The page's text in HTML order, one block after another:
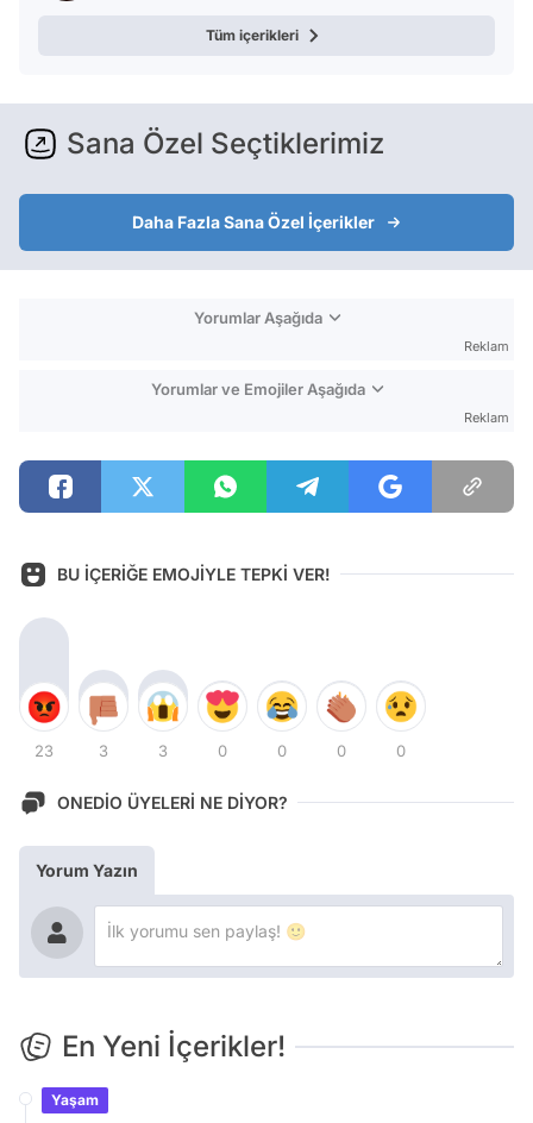
Tüm içerikleri
Sana Özel Seçtiklerimiz
Daha Fazla Sana Özel İçerikler
Yorumlar Aşağıda
Reklam
Yorumlar ve Emojiler Aşağıda
Reklam
BU İÇERİĞE EMOJİYLE TEPKİ VER!
23 3 3 0 0 0 0
ONEDİO ÜYELERİ NE DİYOR?
Yorum Yazın
En Yeni İçerikler!
Yaşam